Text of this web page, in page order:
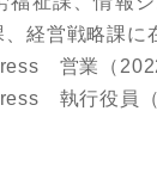
経営戦略課に
営業（
執行役員